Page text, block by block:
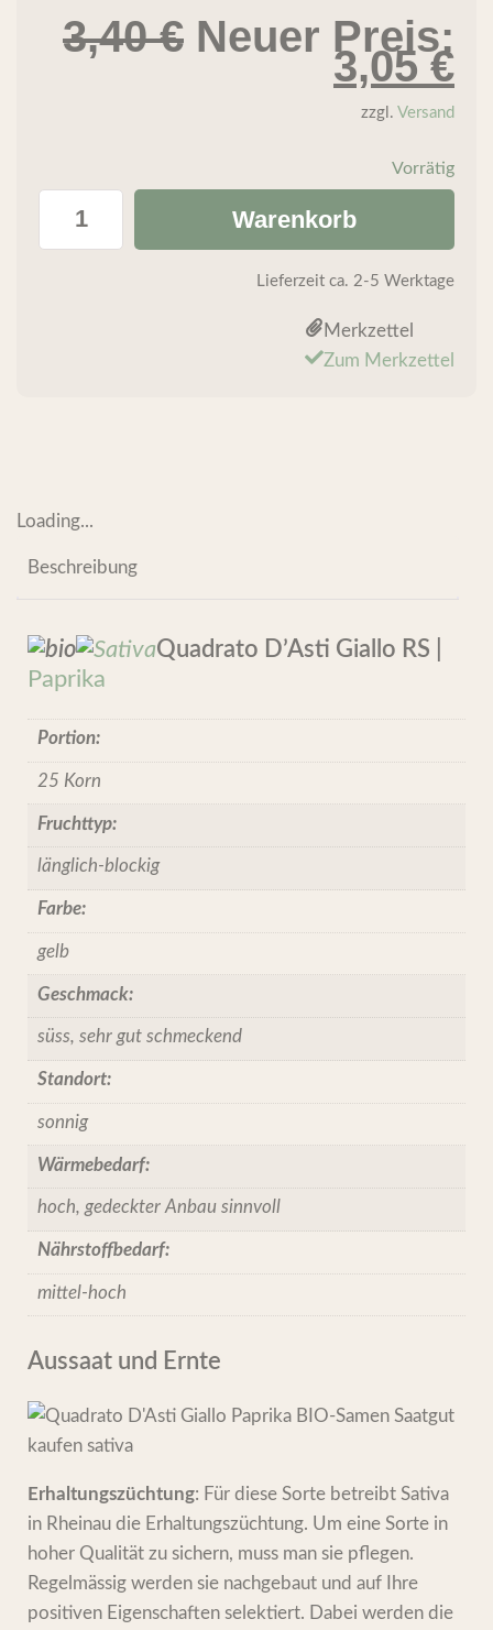
3,40€ Neuer Preis:
3,05€
zzgl. Versand
Vorrätig
Warenkorb
Lieferzeit ca. 2-5 Werktage
Merkzettel
Zum Merkzettel
Loading...
Beschreibung
Quadrato D’Asti Giallo RS |
Paprika
Portion:
25 Korn
Fruchttyp:
länglich-blockig
Farbe:
gelb
Geschmack:
süss, sehr gut schmeckend
Standort:
sonnig
Wärmebedarf:
hoch, gedeckter Anbau sinnvoll
Nährstoffbedarf:
mittel-hoch
Aussaat und Ernte
Erhaltungszüchtung: Für diese Sorte betreibt Sativa
in Rheinau die Erhaltungszüchtung. Um eine Sorte in
hoher Qualität zu sichern, muss man sie pflegen.
Regelmässig werden sie nachgebaut und auf Ihre
positiven Eigenschaften selektiert. Dabei werden die